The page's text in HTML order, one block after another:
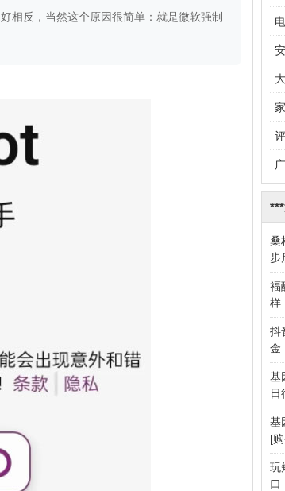
相反，当然这个原因很简单：就是微软强制
桑
步
福
样
抖
金
基
日
基
[
玩
口